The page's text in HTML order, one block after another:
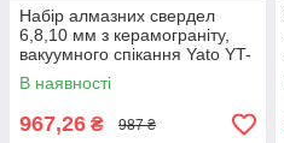
Набір алмазних свердел
6,8,10 мм з керамограніту,
вакуумного спікання Yato YT-
60409
В наявності
967,26 ₴ 987 ₴